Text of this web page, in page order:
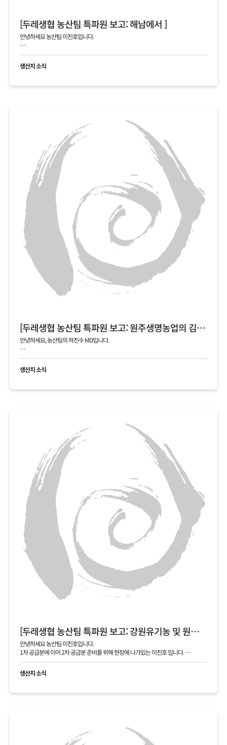
[두레생협 농산팀 특파원 보고: 해남에서 ]
안녕하세요 농산팀 이진호입니다.
해남의 4, 5차 김장 작황에 대한 생생한 정보를 전해드립니다.
생산지 소식
[두레생협 농산팀 특파원 보고: 원주생명농업의 김장 통배추]
안녕하세요, 농산팀의 하진수 MD입니다.
오늘은 제가 김장 시즌의 숨은 주역, 원주생명농업(강원도 정선)을 직접 다녀온 특파원
으로서 감동과 진심을 담아 소식을 전해드립니다!
생산지 소식
[두레생협 농산팀 특파원 보고: 강원유기농 및 원주생명농업 2차 안내]
안녕하세요 농산팀 이진호입니다.
1차 공급분에 이어 2차 공급분 준비를 위해 현장에 나가있는 이진호 입니다.
강원유기농 김장 무, 동치미 무, 대파 공급 예정이며, 현재 작확 상태 및 품질과 생산지
현황 공유드립니다.
생산지 소식